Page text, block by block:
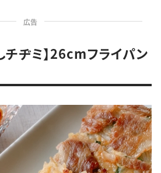
広告
チヂミ】26cmフライパン